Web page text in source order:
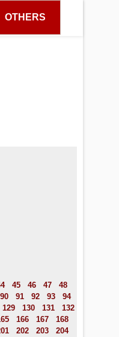
OTHERS
45 46 47
48
90 91 92 93
94
129 130 131
132
166 167
168
202 203
204